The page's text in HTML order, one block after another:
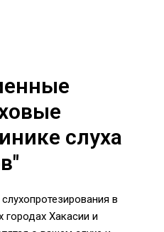
слуха
в
городах Хакасии и